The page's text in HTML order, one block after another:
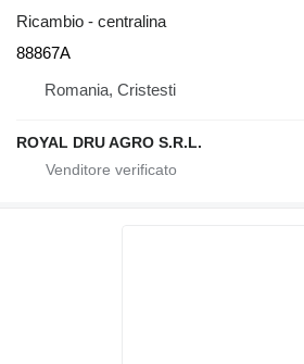
Ricambio - centralina
88867A
Romania, Cristesti
ROYAL DRU AGRO S.R.L.